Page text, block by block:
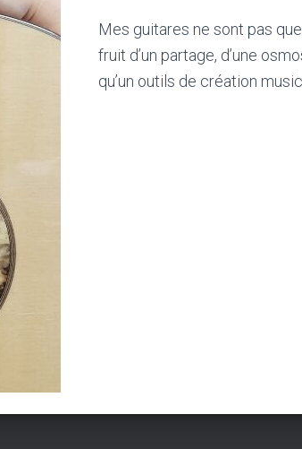
Mes guitares ne sont pas
fruit d’un partage, d’une
qu’un outils de création